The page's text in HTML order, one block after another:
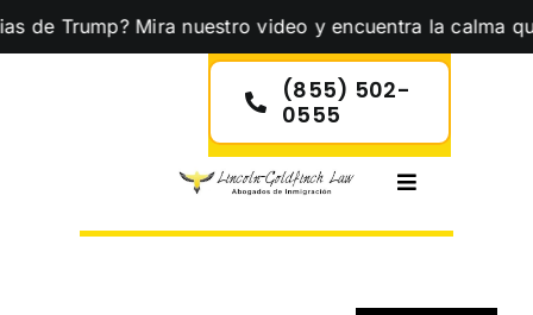
Skip
Mira nuestro video y encuentra la calma que
(855) 502-
0555
Toggle